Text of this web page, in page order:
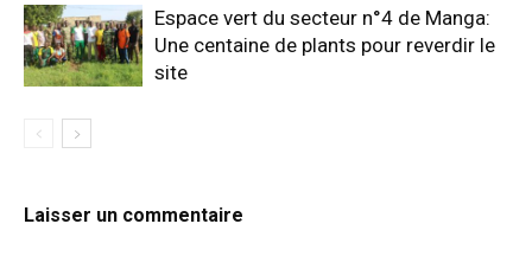
Espace vert du secteur n°4 de Manga:
Une centaine de plants pour reverdir le
site
Laisser un commentaire